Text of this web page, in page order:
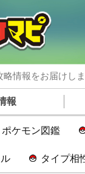
情報をお届けし
報
ポケモン図鑑
タイプ相